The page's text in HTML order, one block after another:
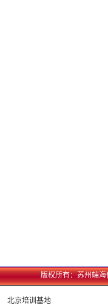
版权所有：苏州端海
北京培训基地